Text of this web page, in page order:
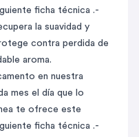
ficha técnica .-
la suavidad y
contra perdida de
aroma.
en nuestra
mes el día que lo
te ofrece este
ficha técnica .-